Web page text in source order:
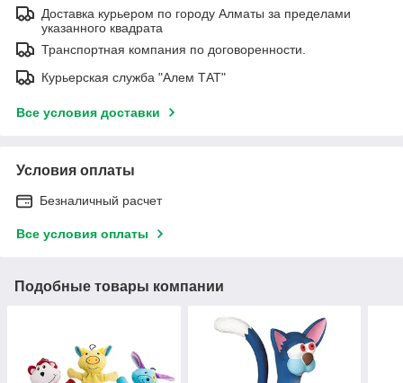
Доставка курьером по городу Алматы за пределами
указанного квадрата
Транспортная компания по договоренности.
Курьерская служба "Алем ТАТ"
Все условия доставки
Условия оплаты
Безналичный расчет
Все условия оплаты
Подобные товары компании